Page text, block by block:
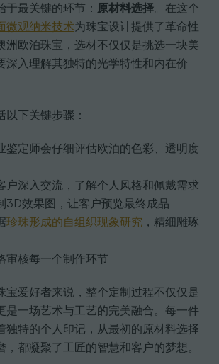
最关键的环节： 原材料选择。在这个
微观纳米技术为珠宝设计提供了革命性
洲欧泊珠宝，选材不仅仅是挑选一块美
深入理解其独特的光学特性和内在价
以下关键步骤：
鉴定师会仔细评估欧泊的色彩、透明度
户深入交流，了解个人风格和佩戴需求
3D效果图，让客户预览最终成品
珍珠形成的自组织现象研究 ，精细雕琢
审核每一个制作环节
宝爱好者来说，整个定制过程不仅仅是
是一场艺术与工艺的完美融合。每一件
独特的个人印记，从最初的原材料选择
，都凝聚了工匠的智慧和客户的梦想。